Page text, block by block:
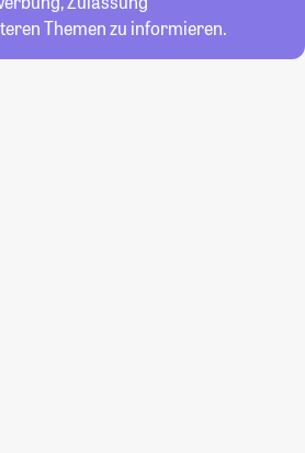
Themen zu informieren.